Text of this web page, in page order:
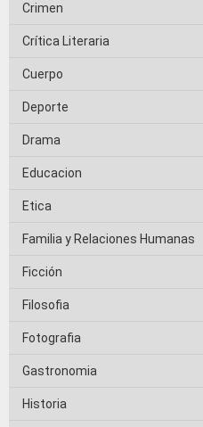
Crimen
Crítica Literaria
Cuerpo
Deporte
Drama
Educacion
Etica
Familia y Relaciones Humanas
Ficción
Filosofia
Fotografia
Gastronomia
Historia